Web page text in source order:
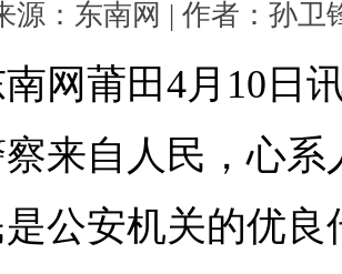
源：东南网 | 作者：孙卫
网莆田4月10日
察来自人民，心
公安机关的优